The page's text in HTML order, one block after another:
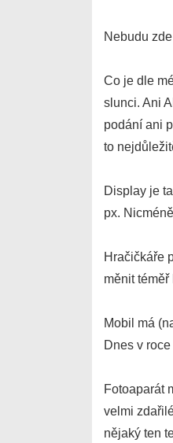
Nebudu
Co je dle
slunci. Ani
podání ani
to
Display je
px.
Hračičkáře
měnit
Mobil má
Dnes v
Fotoaparát
velmi
nějaký ten